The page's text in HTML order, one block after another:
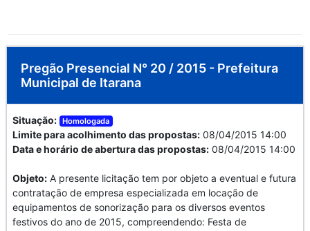
Pregão Presencial N° 20 / 2015 - Prefeitura
Municipal de Itarana
Situação: Homologada
Limite para acolhimento das propostas: 08/04/2015 14:00
Data e horário de abertura das propostas: 08/04/2015 14:00
Objeto: A presente licitação tem por objeto a eventual e futura
contratação de empresa especializada em locação de
equipamentos de sonorização para os diversos eventos
festivos do ano de 2015, compreendendo: Festa de